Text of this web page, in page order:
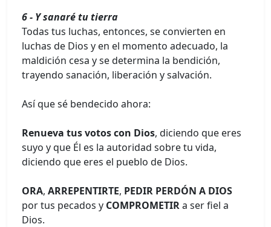
6 - Y sanaré tu tierra
Todas tus luchas, entonces, se convierten en
luchas de Dios y en el momento adecuado, la
maldición cesa y se determina la bendición,
trayendo sanación, liberación y salvación.
Así que sé bendecido ahora:
Renueva tus votos con Dios, diciendo que eres
suyo y que Él es la autoridad sobre tu vida,
diciendo que eres el pueblo de Dios.
ORA, ARREPENTIRTE, PEDIR PERDÓN A DIOS
por tus pecados y COMPROMETIRa ser fiel a
Dios.